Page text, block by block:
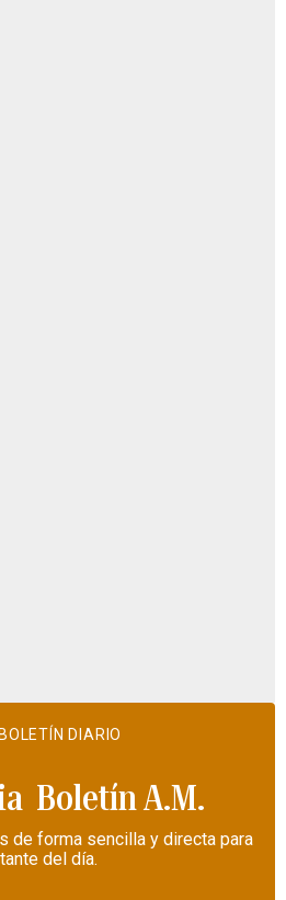
DIARIO
Boletín A.M.
de forma sencilla y directa para
del día.